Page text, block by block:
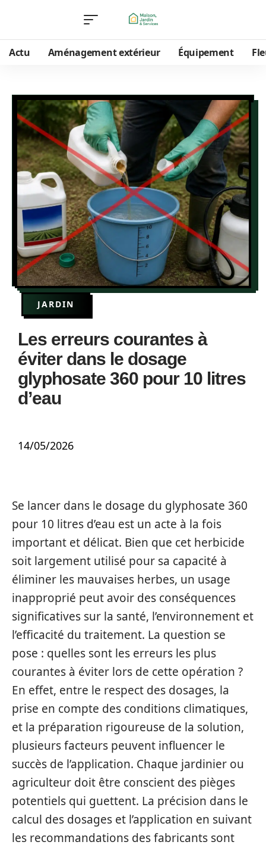
Actu Aménagement extérieur Équipement
JARDIN
Les erreurs courantes à
éviter dans le dosage
glyphosate 360 pour 10 litres
d’eau
14/05/2026
Se lancer dans le dosage du glyphosate 360
pour 10 litres d’eau est un acte à la fois
important et délicat. Bien que cet herbicide
soit largement utilisé pour sa capacité à
éliminer les mauvaises herbes, un usage
inapproprié peut avoir des conséquences
significatives sur la santé, l’environnement et
l’efficacité du traitement. La question se
pose : quelles sont les erreurs les plus
courantes à éviter lors de cette opération ?
En effet, entre le respect des dosages, la
prise en compte des conditions climatiques,
et la préparation rigoureuse de la solution,
plusieurs facteurs peuvent influencer le
succès de l’application. Chaque jardinier ou
agriculteur doit être conscient des pièges
potentiels qui guettent. La précision dans le
calcul des dosages et l’application en suivant
les recommandations des fabricants sont